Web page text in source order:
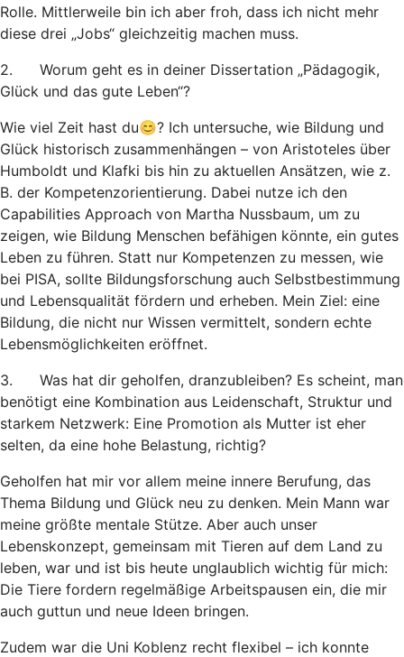
Rolle. Mittlerweile bin ich aber froh, dass ich nicht mehr
diese drei „Jobs“ gleichzeitig machen muss.
2. Worum geht es in deiner Dissertation „Pädagogik,
Glück und das gute Leben“?
Wie viel Zeit hast du😊? Ich untersuche, wie Bildung und
Glück historisch zusammenhängen – von Aristoteles über
Humboldt und Klafki bis hin zu aktuellen Ansätzen, wie z.
B. der Kompetenzorientierung. Dabei nutze ich den
Capabilities Approach von Martha Nussbaum, um zu
zeigen, wie Bildung Menschen befähigen könnte, ein gutes
Leben zu führen. Statt nur Kompetenzen zu messen, wie
bei PISA, sollte Bildungsforschung auch Selbstbestimmung
und Lebensqualität fördern und erheben. Mein Ziel: eine
Bildung, die nicht nur Wissen vermittelt, sondern echte
Lebensmöglichkeiten eröffnet.
3. Was hat dir geholfen, dranzubleiben? Es scheint, man
benötigt eine Kombination aus Leidenschaft, Struktur und
starkem Netzwerk: Eine Promotion als Mutter ist eher
selten, da eine hohe Belastung, richtig?
Geholfen hat mir vor allem meine innere Berufung, das
Thema Bildung und Glück neu zu denken. Mein Mann war
meine größte mentale Stütze. Aber auch unser
Lebenskonzept, gemeinsam mit Tieren auf dem Land zu
leben, war und ist bis heute unglaublich wichtig für mich:
Die Tiere fordern regelmäßige Arbeitspausen ein, die mir
auch guttun und neue Ideen bringen.
Zudem war die Uni Koblenz recht flexibel – ich konnte